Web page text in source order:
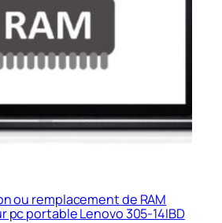
ou remplacement de RAM
pc portable Lenovo 305-14IBD